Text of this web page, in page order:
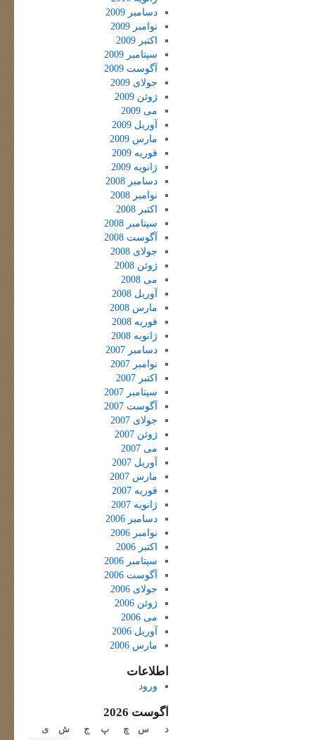
دسامبر 2009
نوامبر 2009
اکتبر 2009
سپتامبر 2009
آگوست 2009
جولای 2009
ژوئن 2009
می 2009
آوریل 2009
مارس 2009
فوریه 2009
ژانویه 2009
دسامبر 2008
نوامبر 2008
اکتبر 2008
سپتامبر 2008
آگوست 2008
جولای 2008
ژوئن 2008
می 2008
آوریل 2008
مارس 2008
فوریه 2008
ژانویه 2008
دسامبر 2007
نوامبر 2007
اکتبر 2007
سپتامبر 2007
آگوست 2007
جولای 2007
ژوئن 2007
می 2007
آوریل 2007
مارس 2007
فوریه 2007
ژانویه 2007
دسامبر 2006
نوامبر 2006
اکتبر 2006
سپتامبر 2006
آگوست 2006
جولای 2006
ژوئن 2006
می 2006
آوریل 2006
مارس 2006
اطلاعات
ورود
آگوست 2026
د س چ پ ج ش ی